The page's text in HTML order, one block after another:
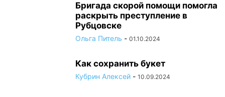
Бригада скорой помощи помогла
раскрыть преступление в
Рубцовске
Ольга Питель - 01.10.2024
Как сохранить букет
Кубрин Алексей - 10.09.2024